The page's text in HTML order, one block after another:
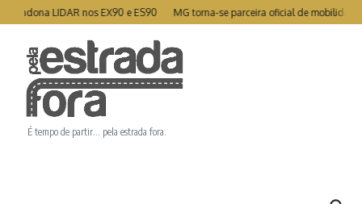
Ir para o conteúdo
LIDAR nos EX90 e ES90 MG torna-se parceira oficial de mobilidade
É tempo de partir… pela estrada fora.